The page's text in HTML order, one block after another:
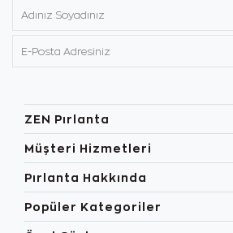
ZEN Pırlanta
Müşteri Hizmetleri
Pırlanta Hakkında
Popüler Kategoriler